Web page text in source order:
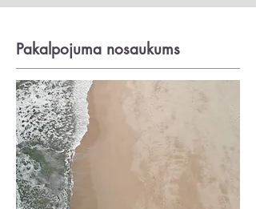
Pakalpojuma nosaukums